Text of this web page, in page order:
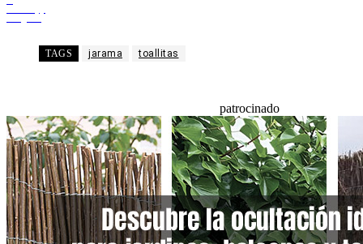
TAGS jarama toallitas
patrocinado